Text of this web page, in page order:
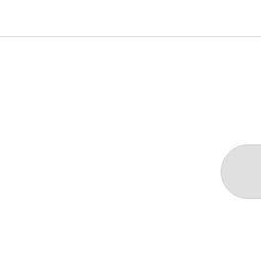
Auf dem